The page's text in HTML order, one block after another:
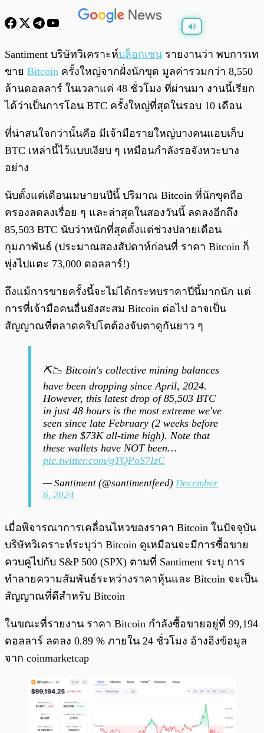
พร้อมเล่น 0:00
Santiment บริษัทวิเคราะห์บล็อกเชน รายงานว่า พบการเท
ขาย Bitcoin ครั้งใหญ่จากฝั่งนักขุด มูลค่ารวมกว่า 8,550
ล้านดอลลาร์ ในเวลาแค่ 48 ชั่วโมง ที่ผ่านมา งานนี้เรียก
ได้ว่าเป็นการโอน BTC ครั้งใหญ่ที่สุดในรอบ 10 เดือน
ที่น่าสนใจกว่านั้นคือ มีเจ้ามือรายใหญ่บางคนแอบเก็บ
BTC เหล่านี้ไว้แบบเงียบ ๆ เหมือนกำลังรอจังหวะบาง
อย่าง
นับตั้งแต่เดือนเมษายนปีนี้ ปริมาณ Bitcoin ที่นักขุดถือ
ครองลดลงเรื่อย ๆ และล่าสุดในสองวันนี้ ลดลงอีกถึง
85,503 BTC นับว่าหนักที่สุดตั้งแต่ช่วงปลายเดือน
กุมภาพันธ์ (ประมาณสองสัปดาห์ก่อนที่ ราคา Bitcoin ก็
พุ่งไปแตะ 73,000 ดอลลาร์!)
ถึงแม้การขายครั้งนี้จะไม่ได้กระทบราคาปีนี้มากนัก แต่
การที่เจ้ามือคนอื่นยังสะสม Bitcoin ต่อไป อาจเป็น
สัญญาณที่ตลาดคริปโตต้องจับตาดูกันยาว ๆ
⛏️📉 Bitcoin's collective mining balances
have been dropping since April, 2024.
However, this latest drop of 85,503 BTC
in just 48 hours is the most extreme we've
seen since late February (2 weeks before
the then $73K all-time high). Note that
these wallets have NOT been…
pic.twitter.com/gTQPoS7IzC
— Santiment (@santimentfeed) December
6, 2024
เมื่อพิจารณาการเคลื่อนไหวของราคา Bitcoin ในปัจจุบัน
บริษัทวิเคราะห์ระบุว่า Bitcoin ดูเหมือนจะมีการซื้อขาย
ควบคู่ไปกับ S&P 500 (SPX) ตามที่ Santiment ระบุ การ
ทำลายความสัมพันธ์ระหว่างราคาหุ้นและ Bitcoin จะเป็น
สัญญาณที่ดีสำหรับ Bitcoin
ในขณะที่รายงาน ราคา Bitcoin กำลังซื้อขายอยู่ที่ 99,194
ดอลลาร์ ลดลง 0.89 % ภายใน 24 ชั่วโมง อ้างอิงข้อมูล
จาก coinmarketcap